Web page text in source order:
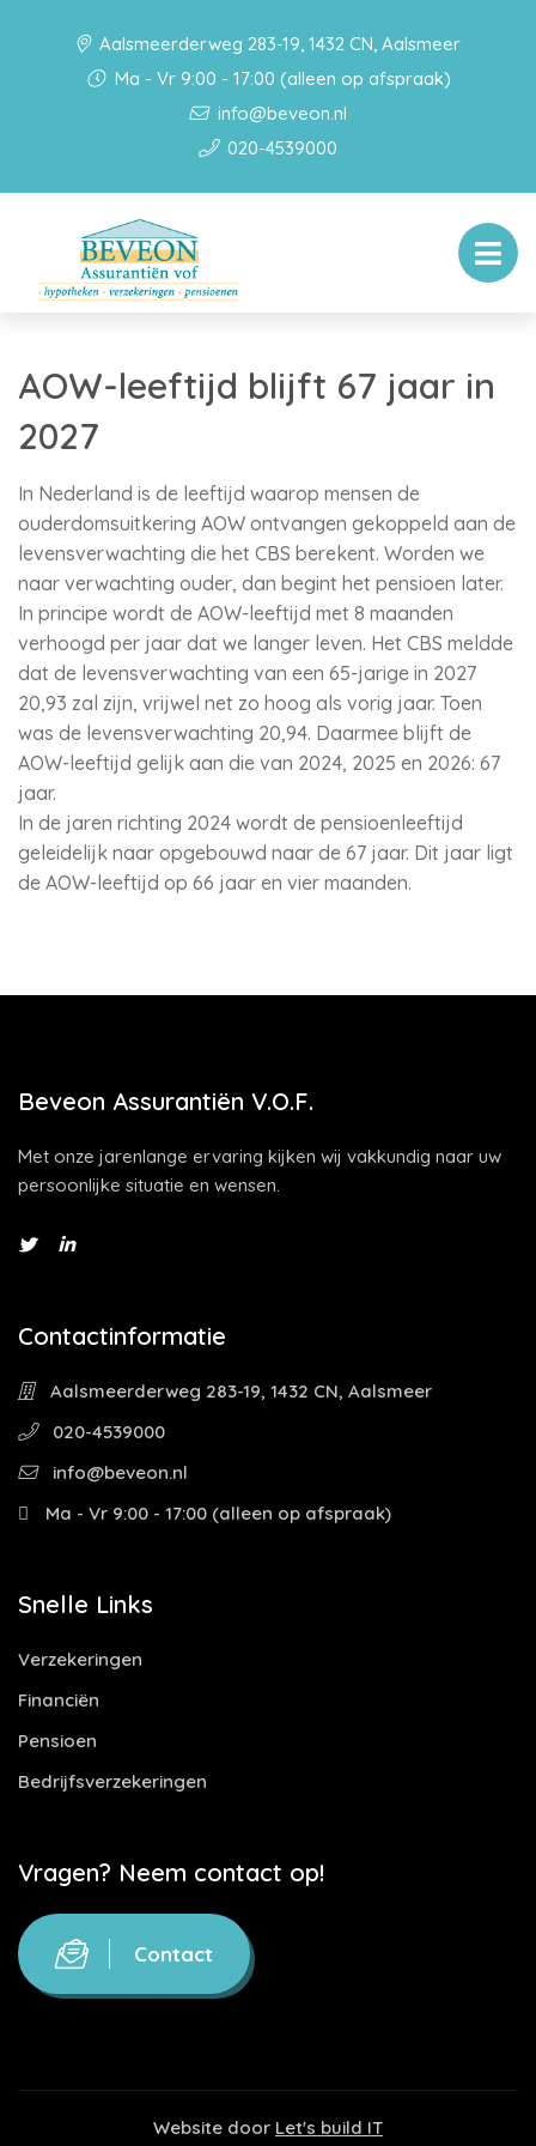
Aalsmeerderweg 283-19, 1432 CN, Aalsmeer
Ma - Vr 9:00 - 17:00 (alleen op afspraak)
info@beveon.nl
020-4539000
AOW-leeftijd blijft 67 jaar in
2027
In Nederland is de leeftijd waarop mensen de
ouderdomsuitkering AOW ontvangen gekoppeld aan de
levensverwachting die het CBS berekent. Worden we
naar verwachting ouder, dan begint het pensioen later.
In principe wordt de AOW-leeftijd met 8 maanden
verhoogd per jaar dat we langer leven. Het CBS meldde
dat de levensverwachting van een 65-jarige in 2027
20,93 zal zijn, vrijwel net zo hoog als vorig jaar. Toen
was de levensverwachting 20,94. Daarmee blijft de
AOW-leeftijd gelijk aan die van 2024, 2025 en 2026: 67
jaar.
In de jaren richting 2024 wordt de pensioenleeftijd
geleidelijk naar opgebouwd naar de 67 jaar. Dit jaar ligt
de AOW-leeftijd op 66 jaar en vier maanden.
Beveon Assurantiën V.O.F.
Met onze jarenlange ervaring kijken wij vakkundig naar uw
persoonlijke situatie en wensen.
Contactinformatie
Aalsmeerderweg 283-19, 1432 CN, Aalsmeer
020-4539000
info@beveon.nl
Ma - Vr 9:00 - 17:00 (alleen op afspraak)
Snelle Links
Verzekeringen
Financiën
Pensioen
Bedrijfsverzekeringen
Vragen? Neem contact op!
Contact
Website door Let's build IT